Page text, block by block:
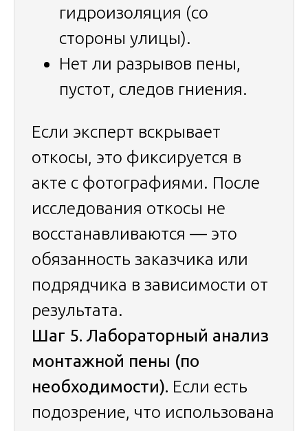
гидроизоляция (со
стороны улицы).
Нет ли разрывов пены,
пустот, следов гниения.
Если эксперт вскрывает
откосы, это фиксируется в
акте с фотографиями. После
исследования откосы не
восстанавливаются — это
обязанность заказчика или
подрядчика в зависимости от
результата.
Шаг 5. Лабораторный анализ
монтажной пены (по
необходимости). Если есть
подозрение, что использована